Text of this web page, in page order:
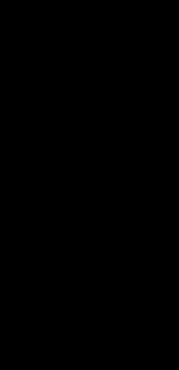
Ceremony